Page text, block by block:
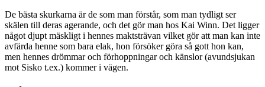
De bästa skurkarna är de som man förstår, som man tydligt ser
skälen till deras agerande, och det gör man hos Kai Winn. Det ligger
något djupt mäskligt i hennes maktsträvan vilket gör att man kan inte
avfärda henne som bara elak, hon försöker göra så gott hon kan,
men hennes drömmar och förhoppningar och känslor (avundsjukan
mot Sisko t.ex.) kommer i vägen.